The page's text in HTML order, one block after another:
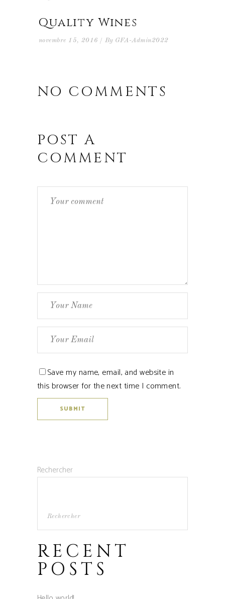
Quality Wines
novembre 15, 2016 By GFA-Admin2022
NO COMMENTS
POST A
COMMENT
Save my name, email, and website in
this browser for the next time I comment.
Rechercher
Rechercher
RECENT
POSTS